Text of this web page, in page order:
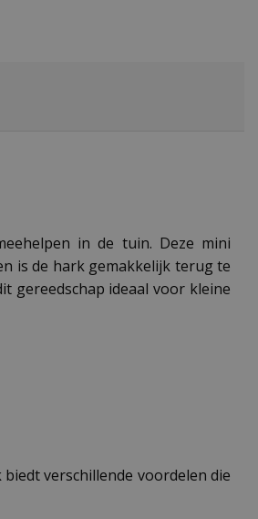
in de tuin. Deze mini
is de hark gemakkelijk terug te
gereedschap ideaal voor kleine
verschillende voordelen die